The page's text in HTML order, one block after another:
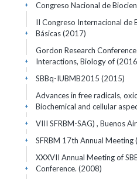
Congreso Nacional de
+
II Congreso Internacional de
Básicas(2017)
+
Gordon Research
Interactions, Biology of
+
SBBq-IUBMB2015 (2015)
+
Advances in free radicals,
Biochemical and cellular
+
VIII SFRBM-SAG) , Buenos
+
SFRBM 17th Annual Meeting
+
XXXVII Annual Meeting of
Conference. (2008)
+